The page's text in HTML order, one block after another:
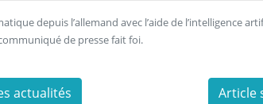
depuis l’allemand avec l’aide de l’intelligence
de presse fait foi.
actualités Article